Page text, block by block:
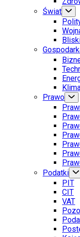
Świat
Prawo
Podatki
PIT
CIT
VAT